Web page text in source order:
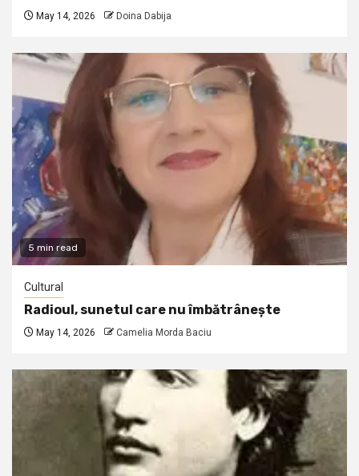
May 14, 2026 Doina Dabija
5 min read
Cultural
Radioul, sunetul care nu îmbătrânește
May 14, 2026 Camelia Morda Baciu